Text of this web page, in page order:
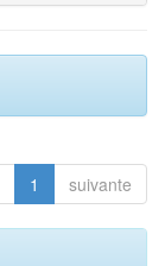
1 suivante